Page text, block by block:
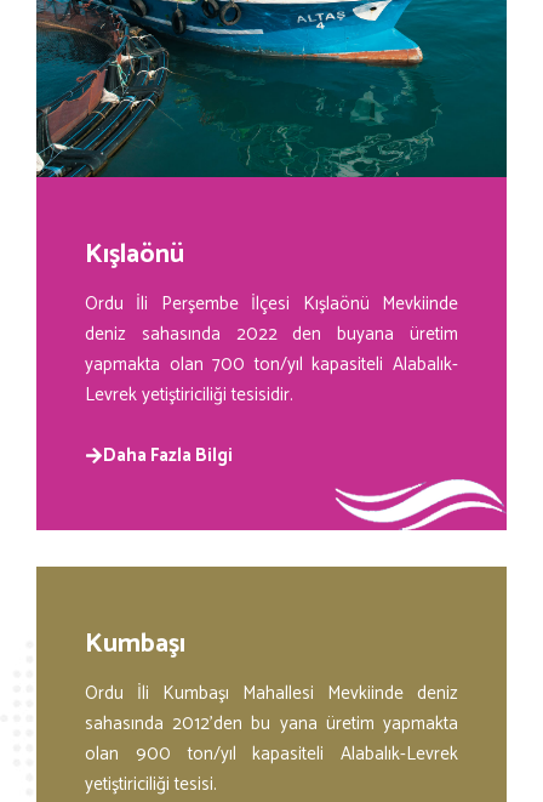
Kışlaönü
Ordu İli Perşembe İlçesi Kışlaönü Mevkiinde
deniz sahasında 2022 den buyana üretim
yapmakta olan 700 ton/yıl kapasiteli Alabalık-
Levrek yetiştiriciliği tesisidir.
Daha Fazla Bilgi
Kumbaşı
Ordu İli Kumbaşı Mahallesi Mevkiinde deniz
sahasında 2012’den bu yana üretim yapmakta
olan 900 ton/yıl kapasiteli Alabalık-Levrek
yetiştiriciliği tesisi.